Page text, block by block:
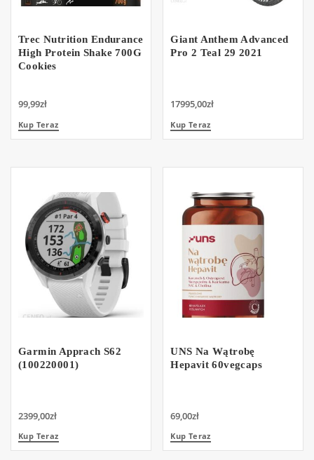
Trec Nutrition Endurance
High Protein Shake 700G
Cookies
99,99zł
Kup Teraz
Giant Anthem Advanced
Pro 2 Teal 29 2021
17995,00zł
Kup Teraz
Garmin Apprach S62
(100220001)
2399,00zł
Kup Teraz
UNS Na Wątrobę
Hepavit 60vegcaps
69,00zł
Kup Teraz